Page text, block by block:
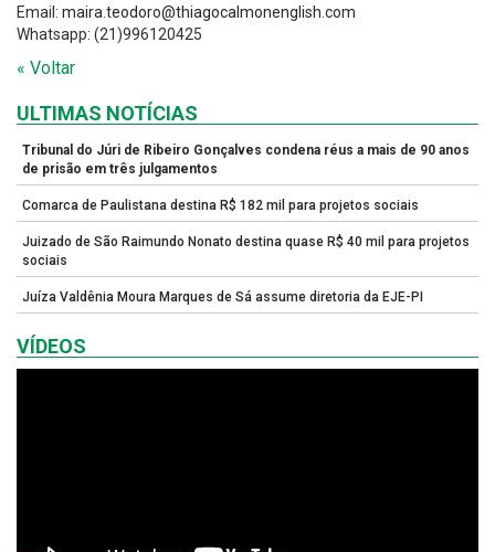
Email: maira.teodoro@thiagocalmonenglish.com
Whatsapp: (21)996120425
« Voltar
ULTIMAS NOTÍCIAS
Tribunal do Júri de Ribeiro Gonçalves condena réus a mais de 90 anos
de prisão em três julgamentos
Comarca de Paulistana destina R$ 182 mil para projetos sociais
Juizado de São Raimundo Nonato destina quase R$ 40 mil para projetos
sociais
Juíza Valdênia Moura Marques de Sá assume diretoria da EJE-PI
VÍDEOS